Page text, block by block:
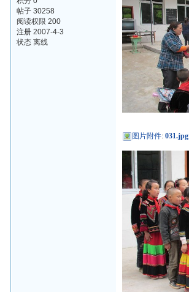
帖子 30258
阅读权限 200
注册 2007-4-3
状态 离线
图片附件:031.jpg